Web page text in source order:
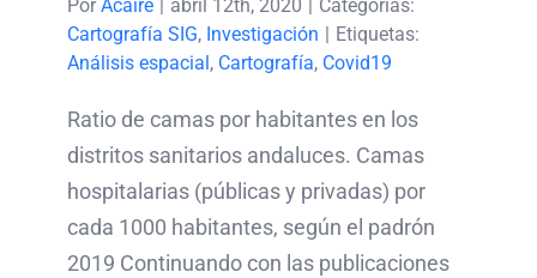
PorAcaire | abril 12th, 2020 | Categorías:
Cartografía SIG, Investigación | Etiquetas:
Análisis espacial, Cartografía, Covid19
Ratio de camas por habitantes en los
distritos sanitarios andaluces. Camas
hospitalarias (públicas y privadas) por
cada 1000 habitantes, según el padrón
2019 Continuando con las publicaciones